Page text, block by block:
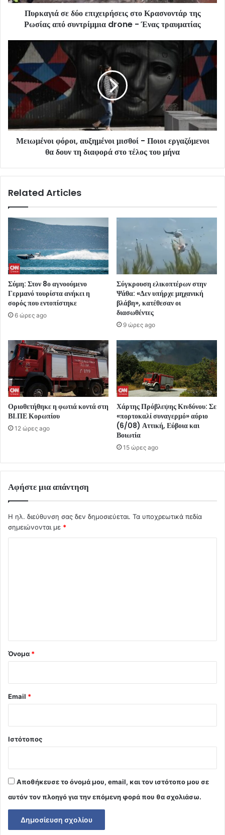
Πυρκαγιά σε δύο επιχειρήσεις στο Κρασνοντάρ της
Ρωσίας από συντρίμμια drone - Ένας τραυματίας
Μειωμένοι φόροι, αυξημένοι μισθοί - Ποιοι εργαζόμενοι
θα δουν τη διαφορά στο τέλος του μήνα
Related Articles
Σύμη: Στον 8ο αγνοούμενο
Γερμανό τουρίστα ανήκει η
σορός που εντοπίστηκε
6 ώρες ago
Σύγκρουση ελικοπτέρων στην
Ψάθα: «Δεν υπήρχε μηχανική
βλάβη», κατέθεσαν οι
διασωθέντες
9 ώρες ago
Οριοθετήθηκε η φωτιά κοντά στη
ΒΙ.ΠΕ Κορωπίου
12 ώρες ago
Χάρτης Πρόβλεψης Κινδύνου: Σε
«πορτοκαλί συναγερμό» αύριο
(6/08) Αττική, Εύβοια και
Βοιωτία
15 ώρες ago
Αφήστε μια απάντηση
Η ηλ. διεύθυνση σας δεν δημοσιεύεται. Τα υποχρεωτικά πεδία
σημειώνονται με *
Όνομα *
Email *
Ιστότοπος
Αποθήκευσε το όνομά μου, email, και τον ιστότοπο μου σε
αυτόν τον πλοηγό για την επόμενη φορά που θα σχολιάσω.